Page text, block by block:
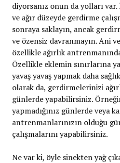
diyorsanız onun da yolları
ve ağır düzeyde gerdirme
sonraya saklayın, ancak
ve özensiz davranmayın. Ani
özellikle ağırlık
Özellikle eklemin sınırlarına
yavaş yavaş yapmak daha
olarak da, gerdirmelerinizi
günlerde yapabilirsiniz.
yapmadığınız günlerde veya
antrenmanlarınızın olduğu
çalışmalarını yapabilirsiniz.
Ne var ki, öyle sinekten yağ